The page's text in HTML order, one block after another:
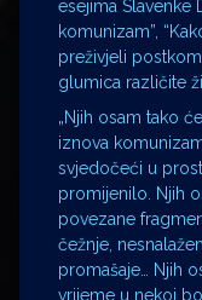
esejima Slavenke
komunizam”,
preživjeli
glumica različite
„Njih osam tako
iznova
svjedočeći u
promijenilo. Njih
povezane
čežnje,
promašaje… Njih
vrijeme u nekoj